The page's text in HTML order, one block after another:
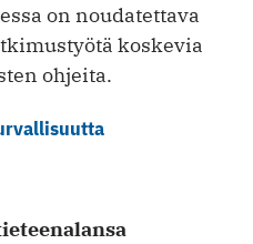
on noudatettava
­koskevia
ohjeita.